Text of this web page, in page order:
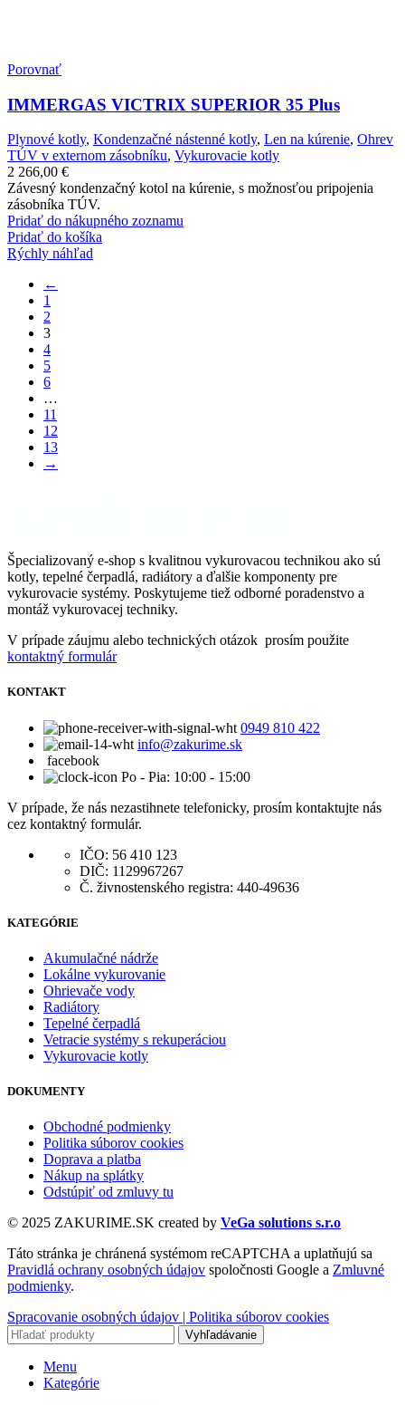
Porovnať
IMMERGAS VICTRIX SUPERIOR 35 Plus
Plynové kotly, Kondenzačné nástenné kotly, Len na kúrenie, Ohrev
TÚV v externom zásobníku, Vykurovacie kotly
2 266,00 €
Závesný kondenzačný kotol na kúrenie, s možnosťou pripojenia
zásobníka TÚV.
Pridať do nákupného zoznamu
Pridať do košíka
Rýchly náhľad
←
1
2
3
4
5
6
…
11
12
13
→
Špecializovaný e-shop s kvalitnou vykurovacou technikou ako sú
kotly, tepelné čerpadlá, radiátory a ďalšie komponenty pre
vykurovacie systémy. Poskytujeme tiež odborné poradenstvo a
montáž vykurovacej techniky.
V prípade záujmu alebo technických otázok prosím použite
kontaktný formulár
KONTAKT
0949 810 422
info@zakurime.sk
facebook
Po - Pia: 10:00 - 15:00
V prípade, že nás nezastihnete telefonicky, prosím kontaktujte nás
cez kontaktný formulár.
IČO: 56 410 123
DIČ: 1129967267
Č. živnostenského registra: 440-49636
KATEGÓRIE
Akumulačné nádrže
Lokálne vykurovanie
Ohrievače vody
Radiátory
Tepelné čerpadlá
Vetracie systémy s rekuperáciou
Vykurovacie kotly
DOKUMENTY
Obchodné podmienky
Politika súborov cookies
Doprava a platba
Nákup na splátky
Odstúpiť od zmluvy tu
© 2025 ZAKURIME.SK created by VeGa solutions s.r.o
Táto stránka je chránená systémom reCAPTCHA a uplatňujú sa
Pravidlá ochrany osobných údajov spoločnosti Google a Zmluvné
podmienky.
Spracovanie osobných údajov | Politika súborov cookies
Vyhľadávanie
Menu
Kategórie